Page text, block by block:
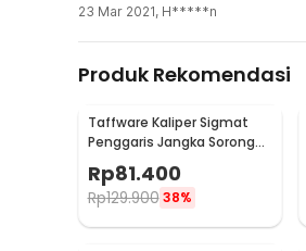
23 Mar 2021, H*****n
Produk Rekomendasi
Taffware Kaliper Sigmat
Penggaris Jangka Sorong
Digital LCD 150mm - SH20
Rp81.400
Rp129.900 38%